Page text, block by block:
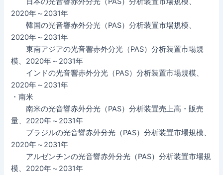
2020年～2031年
韓国の光音響赤外分光（PAS）分析装置市場規模、
2020年～2031年
東南アジアの光音響赤外分光（PAS）分析装置市場規
模、2020年～2031年
インドの光音響赤外分光（PAS）分析装置市場規模、
2020年～2031年
・南米
南米の光音響赤外分光（PAS）分析装置売上高・販売
量、2020年～2031年
ブラジルの光音響赤外分光（PAS）分析装置市場規模、
2020年～2031年
アルゼンチンの光音響赤外分光（PAS）分析装置市場規
模、2020年～2031年